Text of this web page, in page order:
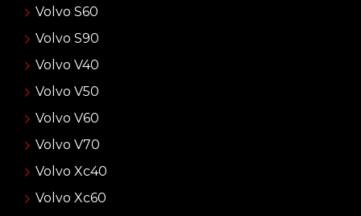
Volvo S60
Volvo S90
Volvo V40
Volvo V50
Volvo V60
Volvo V70
Volvo Xc40
Volvo Xc60